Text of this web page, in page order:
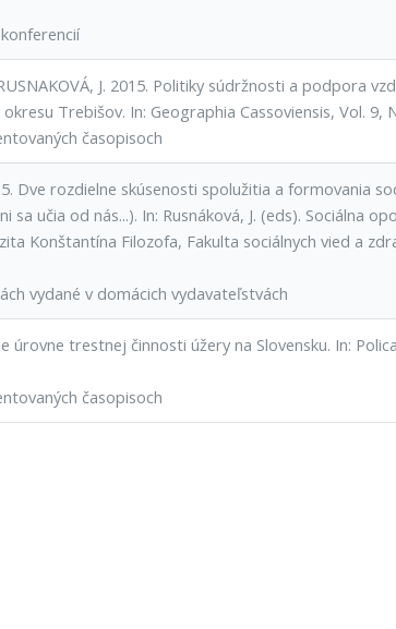
J. 2015. Politiky súdržnosti a podpora
Trebišov. In: Geographia Cassoviensis, Vol. 9,
časopisoch
Dve rozdielne skúsenosti spolužitia a formovania
učia od nás...). In: Rusnáková, J. (eds). Sociálna
Konštantína Filozofa, Fakulta sociálnych vied a
vydané v domácich vydavateľstvách
úrovne trestnej činnosti úžery na Slovensku. In:
časopisoch